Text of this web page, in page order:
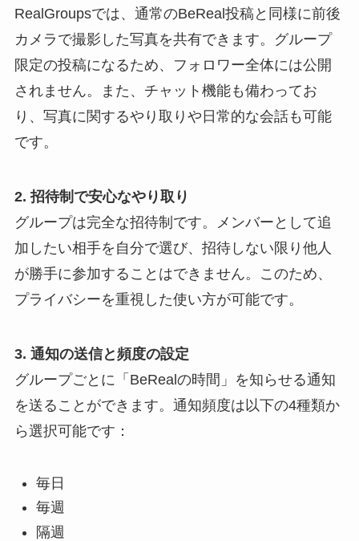
RealGroupsでは、通常のBeReal投稿と同様に前後
カメラで撮影した写真を共有できます。グループ
限定の投稿になるため、フォロワー全体には公開
されません。また、チャット機能も備わってお
り、写真に関するやり取りや日常的な会話も可能
です。
2. 招待制で安心なやり取り
グループは完全な招待制です。メンバーとして追
加したい相手を自分で選び、招待しない限り他人
が勝手に参加することはできません。このため、
プライバシーを重視した使い方が可能です。
3. 通知の送信と頻度の設定
グループごとに「BeRealの時間」を知らせる通知
を送ることができます。通知頻度は以下の4種類か
ら選択可能です：
毎日
毎週
隔週